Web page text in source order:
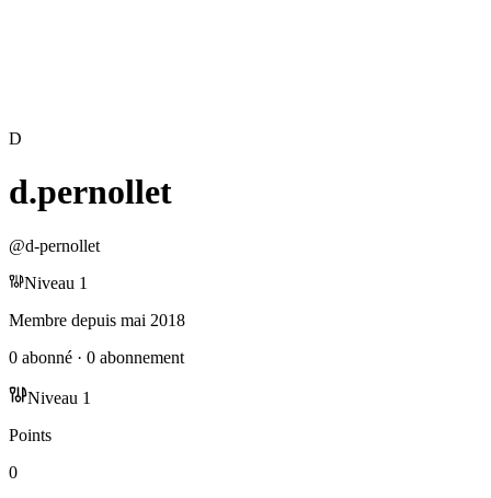
D
d.pernollet
@d-pernollet
Niveau 1
Membre depuis mai 2018
0 abonné · 0 abonnement
Niveau 1
Points
0